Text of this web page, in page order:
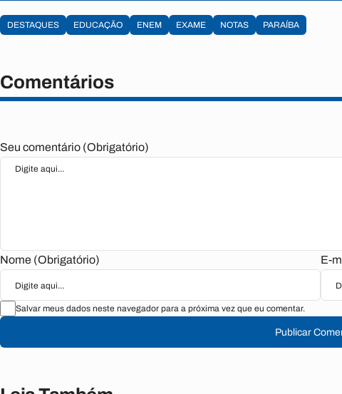
DESTAQUES EDUCAÇÃO ENEM EXAME NOTAS PARAÍBA
Comentários
Seu comentário (Obrigatório)
Nome (Obrigatório) E-
Salvar meus dados neste navegador para a próxima vez que eu comentar.
Publicar